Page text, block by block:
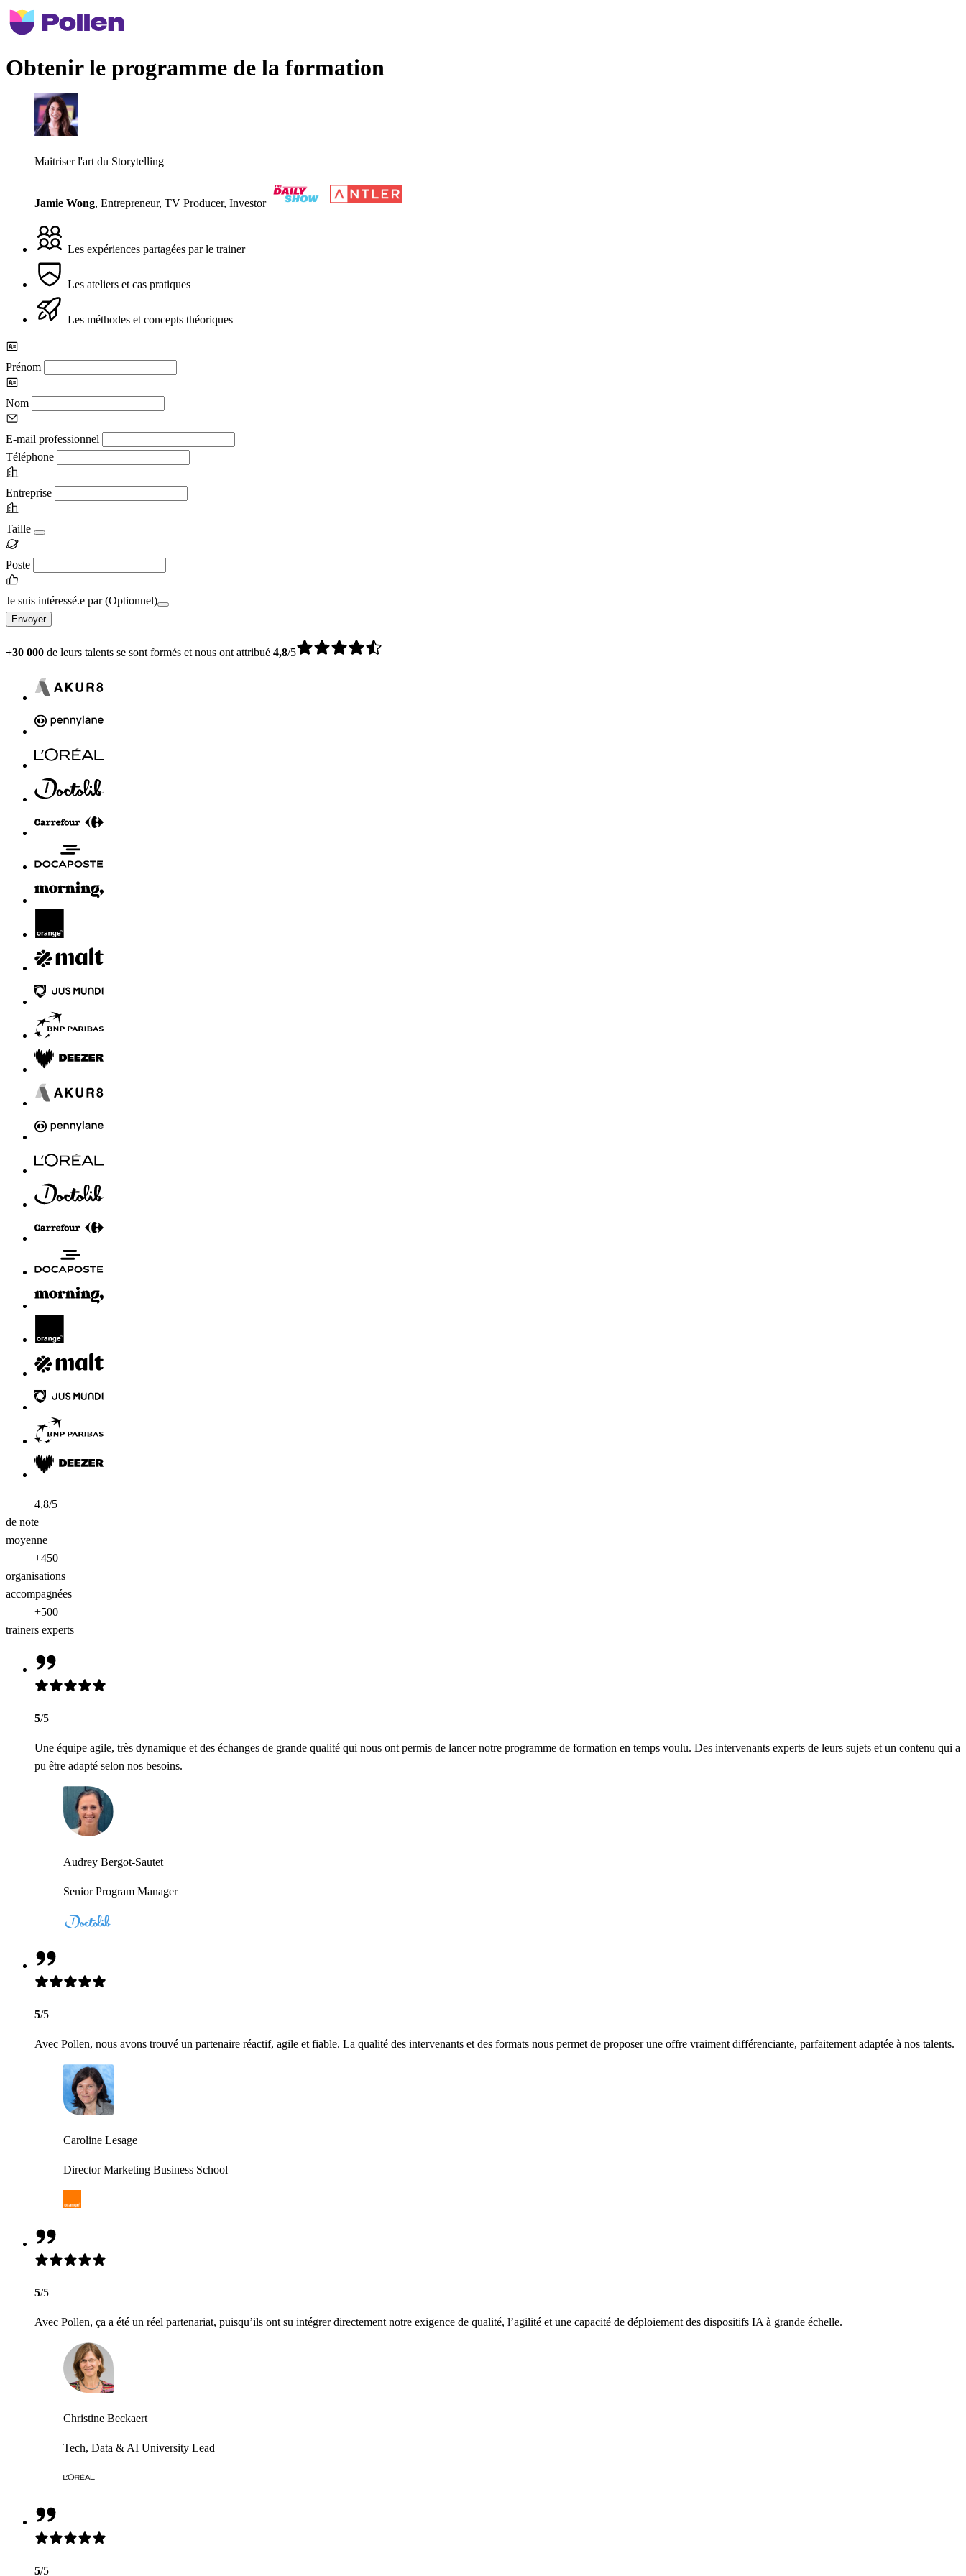
Obtenir le programme de la formation
Maitriser l'art du Storytelling
Jamie Wong Entrepreneur, TV Producer, Investor
Les expériences partagées par le trainer
Les ateliers et cas pratiques
Les méthodes et concepts théoriques
Prénom
Nom
E-mail professionnel
Téléphone
Entreprise
Taille
Poste
Je suis intéressé.e par(Optionnel)
Envoyer
+30 000 de leurs talents se sont formés et nous ont attribué 4,8/5
4,8/5
de note
moyenne
+450
organisations
accompagnées
+500
trainers experts
5/5
Une équipe agile, très dynamique et des échanges de grande qualité qui nous ont permis de lancer notre programme de formation en temps voulu. Des intervenants experts de leurs sujets et un contenu qui a
pu être adapté selon nos besoins.
Audrey Bergot-Sautet
Senior Program Manager
5/5
Avec Pollen, nous avons trouvé un partenaire réactif, agile et fiable. La qualité des intervenants et des formats nous permet de proposer une offre vraiment différenciante, parfaitement adaptée à nos talents.
Caroline Lesage
Director Marketing Business School
5/5
Avec Pollen, ça a été un réel partenariat, puisqu’ils ont su intégrer directement notre exigence de qualité, l’agilité et une capacité de déploiement des dispositifs IA à grande échelle.
Christine Beckaert
Tech, Data & AI University Lead
5/5